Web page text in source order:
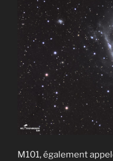
M101, également